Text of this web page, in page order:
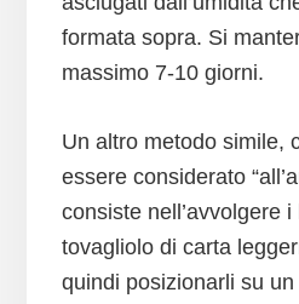
formata sopra. Si
massimo 7-10 giorni.
Un altro metodo simile,
essere considerato
consiste nell’avvolgere
tovagliolo di carta
quindi posizionarli su un